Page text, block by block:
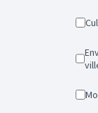
Environnement et Nature en